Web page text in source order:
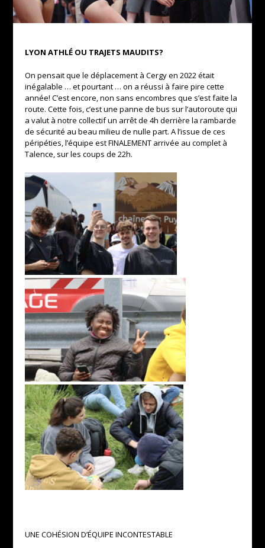
LYON ATHLÉ OU TRAJETS MAUDITS?
On pensait que le déplacement à Cergy en 2022 était
inégalable … et pourtant … on a réussi à faire pire cette
année! C’est encore, non sans encombres que s’est faite la
route. Cette fois, c’est une panne de bus sur l’autoroute qui
a valut à notre collectif un arrêt de 4h derrière la rambarde
de sécurité au beau milieu de nulle part. A l’issue de ces
péripéties, l’équipe est FINALEMENT arrivée au complet à
Talence, sur les coups de 22h.
UNE COHÉSION D’ÉQUIPE INCONTESTABLE